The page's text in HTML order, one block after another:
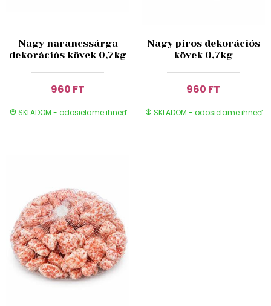
Nagy narancssárga
dekorációs kövek 0,7kg
960 FT
SKLADOM - odosielame ihneď
Nagy piros dekorációs
kövek 0,7kg
960 FT
SKLADOM - odosielame ihneď